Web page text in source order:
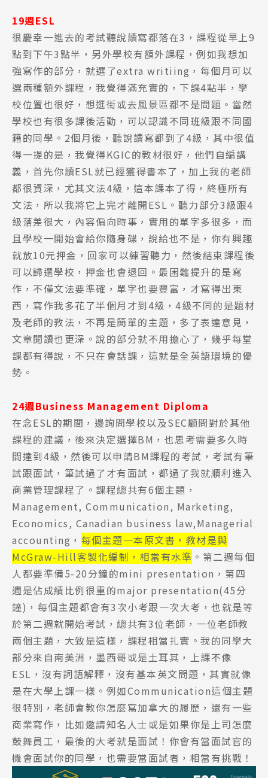
Latest News 最新消息
Promotion 最新優惠
Program 課程選擇
19週ESL
很慶幸一進去的考試聽說讀寫都落在3，課程從早上9
點到下午3點半，另外學校有額外課程，例如我想加
強寫作的部分，就選了extra writiing，每個月可以
選兩種額外課程，我覺得滿充實的，下課4點半，學
校位置也很好，想逛街或去風景區都不是問題。當然
學校也有很多課後活動，可以認識不同班級跟不同國
籍的同學。2個月後，聽說讀寫都到了4級，其中很值
得一提的是，我覺得KGIC的教材很好，他們自編講
義，首先你讀ESL就已經獲得書本了，加上我的老師
都很資深，尤其文法4級，這本課本了得，終極所有
文法，所以我將它上完才離開ESL。聽力部分3級跟4
級落差很大，內容偏向時事，實用的單字多很多，而
且學校一開始會給你隨身碟，說給也不是，你有興趣
就放10元押金，回家可以練習聽力，然後結束課程後
可以歸還學校，押金也會退回。最困難提升的是寫
作，不僅文法要準確，單字也要豐富，才寫得出東
西，寫作我多花了半個月才到4級，4級不同的是題材
及老師的教法，不再是簡單的主題，多了表達意見，
文章閱讀也更深。說的部分就不用擔心了，幾乎每堂
課都有得說，不只在會話課，這就是全英語環境的優
勢。
24週Business Management Diploma
在念ESL的期間，邊詢問學校以及SEC顧問對於其他
課程的建議，後來決定選擇BM，也思考需要多久時
間達到4級，然後可以申請BM課程的考試，考試有筆
試跟面試，筆試過了才有面試，都過了我就順利進入
商業管理課程了。課程總共有6個主題，
Management, Communication, Marketing,
Economics, Canadian business law,Managerial
accounting， 每個主題一本原文書，教材是與
McGraw-Hill客製化編制，相當有水準 。第二週每個
人都要準備5-20分鐘的mini presentation，第四
週是佔成績比例很重的major presentation(45分
鐘)，每個主題都會有3次小考跟一次大考，也就是等
於第二週就開始考試，總共有3位老師，一位老師教
兩個主題，大致是這樣，課程相當扎實。我的同學大
部分來自南美洲，墨西哥或是土耳其，上課不像
ESL，沒有詞語解釋，沒有基本英文問題，其實就像
是在大學上課一樣。例如Communication這個主題
很特別，老師會教你怎麼寫加拿大的履歷，還有一些
商業寫作，比如邀請知名人士或是如果你是上司怎麼
鼓舞員工，最後的大考就是面試！你會有當面試官的
機會面試你的同學，也需要當面試者，相當有挑戰！